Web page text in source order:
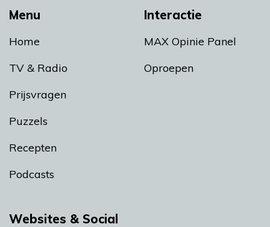
Menu
Home
TV & Radio
Prijsvragen
Puzzels
Recepten
Podcasts
Interactie
MAX Opinie Panel
Oproepen
Websites & Social